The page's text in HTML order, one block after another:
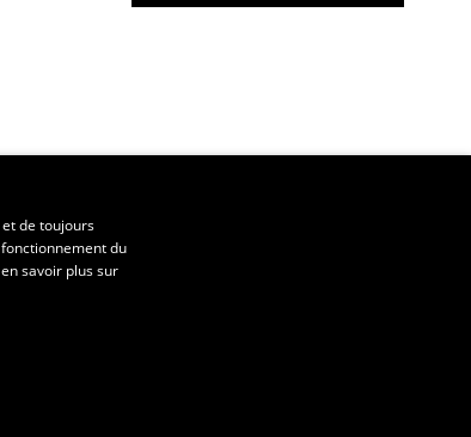
de toujours
du
savoir plus sur